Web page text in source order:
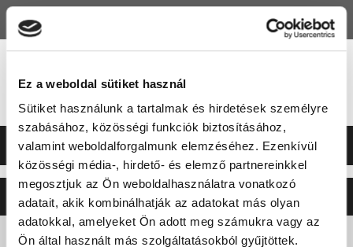
Ez a weboldal sütiket használ
Sütiket használunk a tartalmak és hirdetések személyre
szabásához, közösségi funkciók biztosításához,
valamint weboldalforgalmunk elemzéséhez. Ezenkívül
közösségi média-, hirdető- és elemző partnereinkkel
megosztjuk az Ön weboldalhasználatra vonatkozó
adatait, akik kombinálhatják az adatokat más olyan
adatokkal, amelyeket Ön adott meg számukra vagy az
Ön által használt más szolgáltatásokból gyűjtöttek.
©2026 ERSTE LIGA